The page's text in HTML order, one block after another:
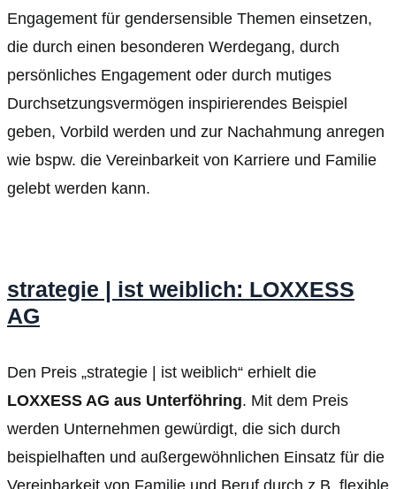
Engagement für gendersensible Themen einsetzen,
die durch einen besonderen Werdegang, durch
persönliches Engagement oder durch mutiges
Durchsetzungsvermögen inspirierendes Beispiel
geben, Vorbild werden und zur Nachahmung anregen
wie bspw. die Vereinbarkeit von Karriere und Familie
gelebt werden kann.
strategie | ist weiblich: LOXXESS
AG
Den Preis „strategie | ist weiblich“ erhielt die
LOXXESS AG aus Unterföhring. Mit dem Preis
werden Unternehmen gewürdigt, die sich durch
beispielhaften und außergewöhnlichen Einsatz für die